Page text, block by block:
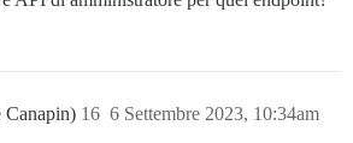
6 Settembre 2023, 10:34am
16